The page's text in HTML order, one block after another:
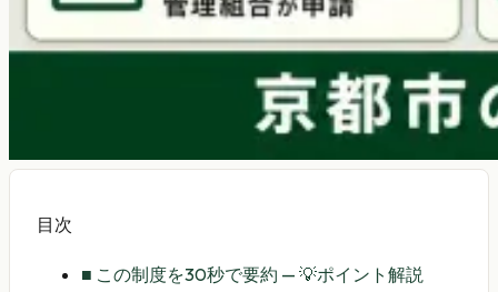
目次
■ この制度を30秒で要約 — 💡ポイント解説